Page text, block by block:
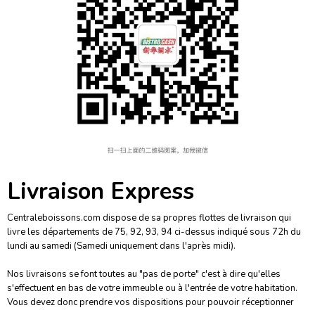
Livraison Express
Centraleboissons.com dispose de sa propres flottes de livraison qui
livre les départements de 75, 92, 93, 94 ci-dessus indiqué sous 72h du
lundi au samedi (Samedi uniquement dans l'après midi).
Nos livraisons se font toutes au "pas de porte" c'est à dire qu'elles
s'effectuent en bas de votre immeuble ou à l'entrée de votre habitation.
Vous devez donc prendre vos dispositions pour pouvoir réceptionner